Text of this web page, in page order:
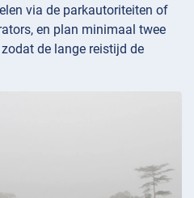
via de parkautoriteiten of
en plan minimaal twee
de lange reistijd de